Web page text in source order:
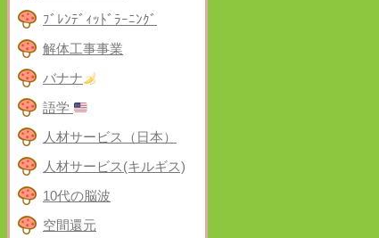
ﾌﾞﾚﾝﾃﾞｨｯﾄﾞﾗｰﾆﾝｸﾞ
解体工事事業
バナナ
語学
人材サービス（日本）
人材サービス(キルギス)
10代の脳波
空間還元